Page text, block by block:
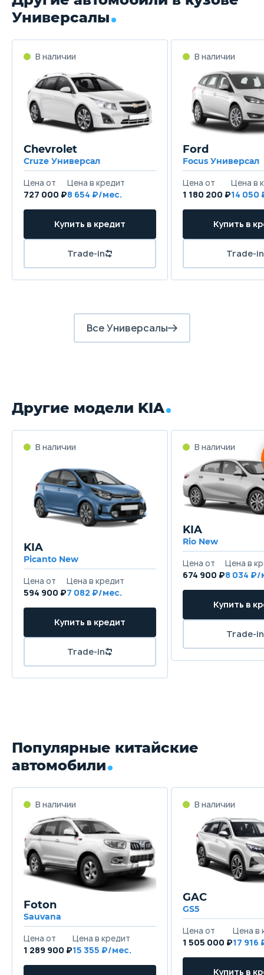
Универсалы
Chevrolet
Cruze Универсал
727 000 ₽8 654
Ford
Focus Универсал
1 180 200 ₽14 050
Все Универсалы
Другие модели KIA
KIA
Picanto New
594 900 ₽7 082
KIA
Rio New
674 900 ₽8 034
Популярные китайские
автомобили
Foton
Sauvana
1 289 900 ₽15 355
GAC
GS5
1 505 000 ₽17 916